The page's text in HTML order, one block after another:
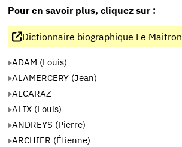
Pour en savoir plus, cliquez sur :
Dictionnaire biographique Le Maitron
ADAM (Louis)
ALAMERCERY (Jean)
ALCARAZ
ALIX (Louis)
ANDREYS (Pierre)
ARCHIER (Étienne)